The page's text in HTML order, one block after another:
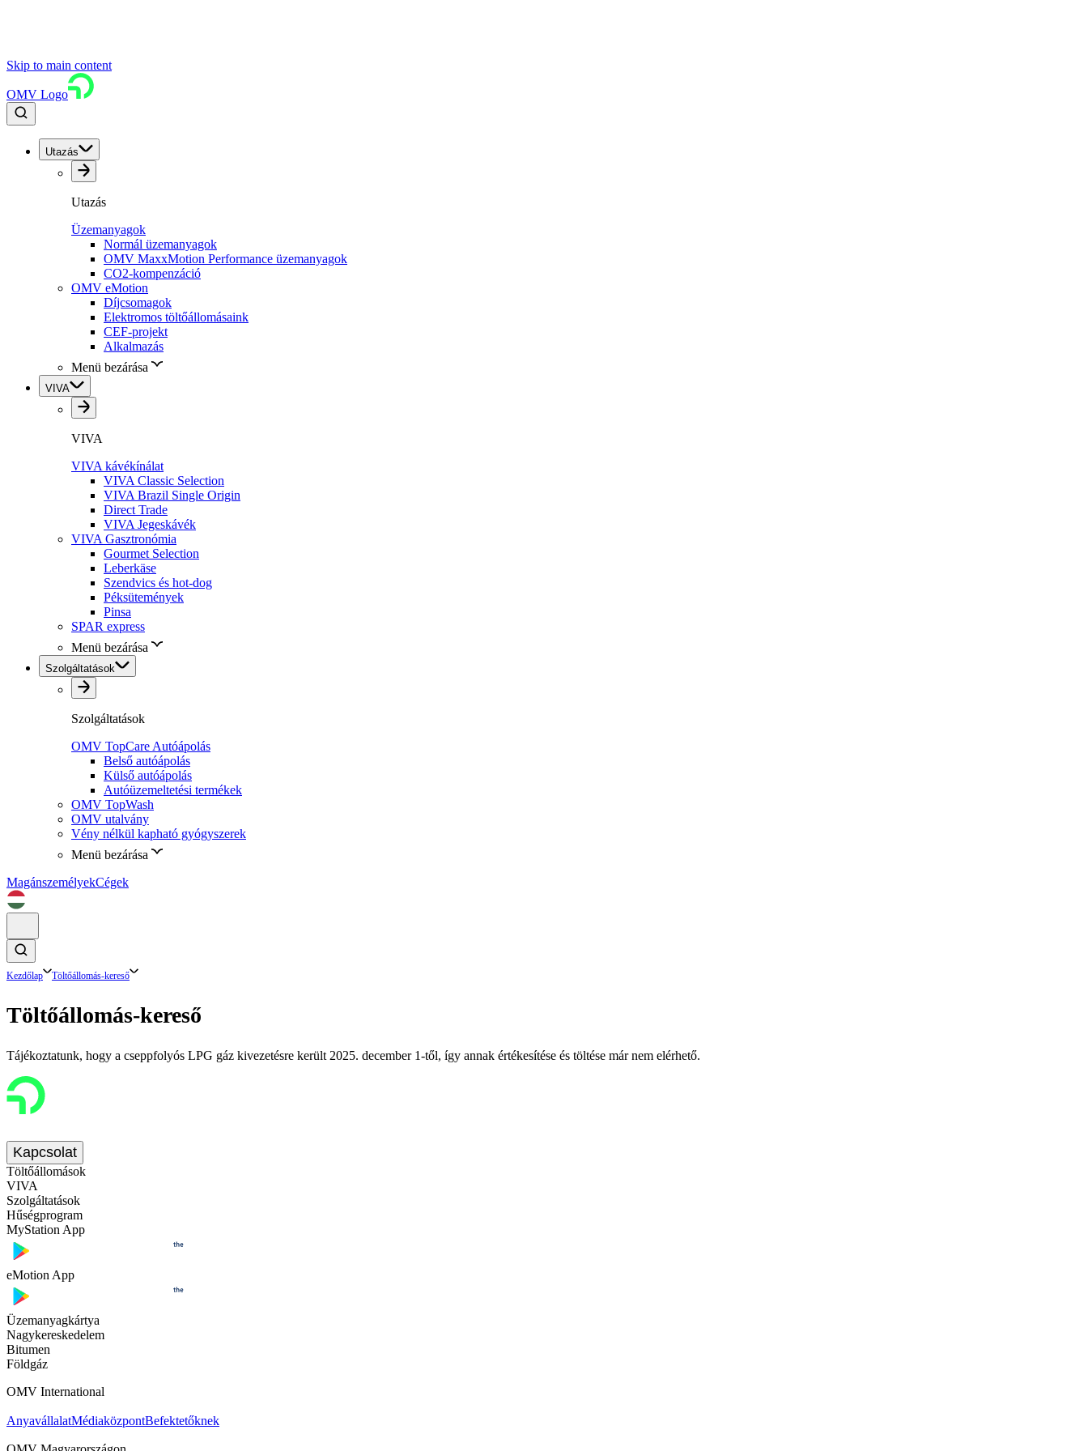
Skip to main content
OMV Logo
Utazás
Utazás
Üzemanyagok
Normál üzemanyagok
OMV MaxxMotion Performance üzemanyagok
CO2-kompenzáció
OMV eMotion
Díjcsomagok
Elektromos töltőállomásaink
CEF-projekt
Alkalmazás
Menü bezárása
VIVA
VIVA
VIVA kávékínálat
VIVA Classic Selection
VIVA Brazil Single Origin
Direct Trade
VIVA Jegeskávék
VIVA Gasztronómia
Gourmet Selection
Leberkäse
Szendvics és hot-dog
Péksütemények
Pinsa
SPAR express
Menü bezárása
Szolgáltatások
Szolgáltatások
OMV TopCare Autóápolás
Belső autóápolás
Külső autóápolás
Autóüzemeltetési termékek
OMV TopWash
OMV utalvány
Vény nélkül kapható gyógyszerek
Menü bezárása
MagánszemélyekCégek
Kezdőlap Töltőállomás-kereső
Töltőállomás-kereső
Tájékoztatunk, hogy a cseppfolyós LPG gáz kivezetésre került 2025. december 1-től, így annak értékesítése és töltése már nem elérhető.
Kapcsolat
Töltőállomások
VIVA
Szolgáltatások
Hűségprogram
MyStation App
eMotion App
Üzemanyagkártya
Nagykereskedelem
Bitumen
Földgáz
OMV International
AnyavállalatMédiaközpontBefektetőknek